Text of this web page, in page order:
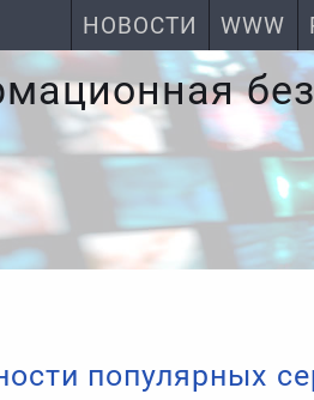
НОВОСТИ WWW
популярных